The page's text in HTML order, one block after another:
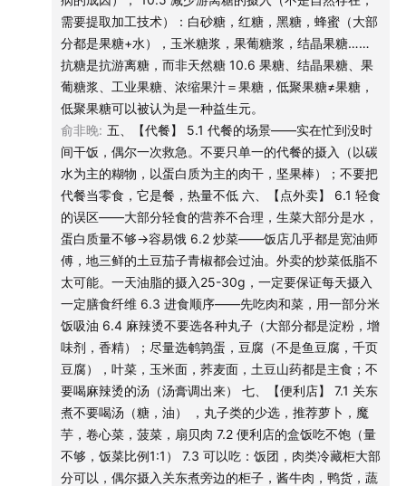
3.3 蛋白质和脂肪是共生的，不想摄入太多的脂肪，选禽类
和虾。深海鱼的鱼皮都能吃（蛋白质很高）
3.4 虾🦐几乎没脂肪，蛋白质含量很高；鸡的脂肪大部分含
在鸡皮和皮下黄油里，可以踢除。吃鸡不吃鸡皮
3.5 猪肉的脂肪含量偏高，牛肉还好，不吃肉眼可见的脂肪
3.6 肉汤——其实就是糖油混合物，不要吃肉汤拌饭（会增
加内脏脂肪，让腹围明显变大，钠的摄入增高，易渴）
3.7 奶制品——蛋白质含量越高越好＞3（中国奶制品有两套
标准，买光明、三元）；没有必要专门喝脱脂奶
3.8 酸奶——不要选带「风味」的，配料表越简单越好（生
牛乳，菌）
3.9 肉：鱼虾禽类瘦红肉，做饭简单越好，拒绝油炸挂糊糖
浆；
四、【水果】
4.1 荔枝吃多了会低血糖（荔枝病）
4.2 西瓜不要吃多（半斤）
4.3 水果别榨汁（只吃原始形态的水果）——榨汁会让水果
内源性的糖被破壁变成游离糖，吸收效率会更高（5个橙子和
1杯果汁的例子）；果糖会影响肝脏
4.4 所有的食材只要切一刀后，就算加工了。
4.5 不要拿水果当代餐
需要提取加工技术）：白砂糖，红糖，黑糖，蜂蜜（大部
分都是果糖+水），玉米糖浆，果葡糖浆，结晶果糖……
抗糖是抗游离糖，而非天然糖 10.6 果糖、结晶果糖、果
葡糖浆、工业果糖、浓缩果汁＝果糖，低聚果糖≠果糖，
低聚果糖可以被认为是一种益生元。
俞非晚: 五、【代餐】 5.1 代餐的场景——实在忙到没时
间干饭，偶尔一次救急。不要只单一的代餐的摄入（以碳
水为主的糊物，以蛋白质为主的肉干，坚果棒）；不要把
代餐当零食，它是餐，热量不低 六、【点外卖】 6.1 轻食
的误区——大部分轻食的营养不合理，生菜大部分是水，
蛋白质量不够→容易饿 6.2 炒菜——饭店几乎都是宽油师
傅，地三鲜的土豆茄子青椒都会过油。外卖的炒菜低脂不
太可能。一天油脂的摄入25-30g，一定要保证每天摄入
一定膳食纤维 6.3 进食顺序——先吃肉和菜，用一部分米
饭吸油 6.4 麻辣烫不要选各种丸子（大部分都是淀粉，增
味剂，香精）；尽量选鹌鹑蛋，豆腐（不是鱼豆腐，千页
豆腐），叶菜，玉米面，荞麦面，土豆山药都是主食；不
要喝麻辣烫的汤（汤膏调出来） 七、【便利店】 7.1 关东
煮不要喝汤（糖，油） ，丸子类的少选，推荐萝卜，魔
芋，卷心菜，菠菜，扇贝肉 7.2 便利店的盒饭吃不饱（量
不够，饭菜比例1:1） 7.3 可以吃：饭团，肉类冷藏柜大部
分可以，偶尔摄入关东煮旁边的柜子，酱牛肉，鸭货，蔬